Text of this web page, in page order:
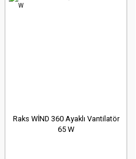
Raks WİND 360 Ayaklı Vantilatör
65 W